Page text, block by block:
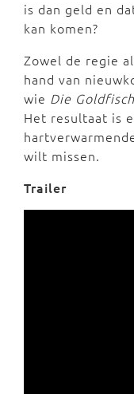
is dan geld en
kan komen?
Zowel de regie
hand van
wie Die
Het resultaat is
wilt missen.
Trailer